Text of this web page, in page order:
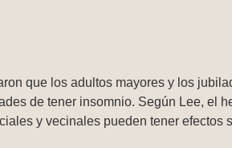
que los adultos mayores y los
de tener insomnio. Según Lee, el
y vecinales pueden tener efectos